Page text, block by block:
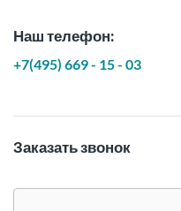
Наш телефон:
+7(495) 669 - 15 - 03
Заказать звонок